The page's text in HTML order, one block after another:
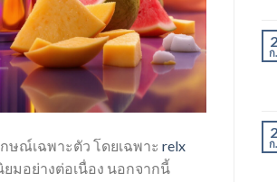
ษณ์เฉพาะตัว โดยเฉพาะ relx
มอย่างต่อเนื่อง นอกจากนี้
ก
ก